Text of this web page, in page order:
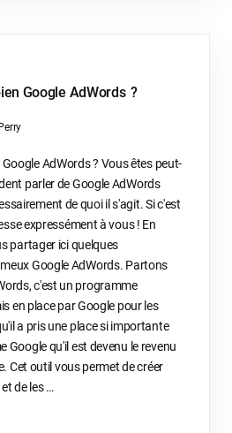
Google AdWords ?
AdWords ? Vous êtes peut-
parler de Google AdWords
de quoi il s'agit. Si c'est
expressément à vous ! En
partager ici quelques
Google AdWords. Partons
c'est un programme
en place par Google pour les
a pris une place si importante
Google qu'il est devenu le revenu
Cet outil vous permet de créer
de les …